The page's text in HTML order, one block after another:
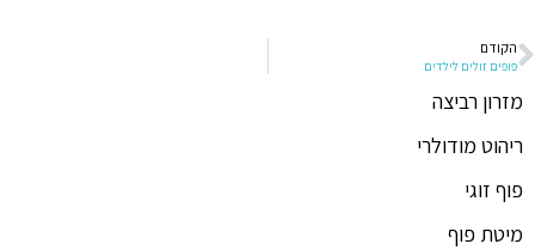
הקודם
פופים זולים לילדים
מזרון רביצה
ריהוט מודולרי
פוף זוגי
מיטת פוף